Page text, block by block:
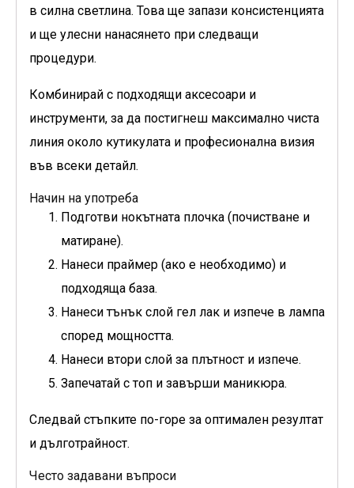
в силна светлина. Това ще запази консистенцията
и ще улесни нанасянето при следващи
процедури.
Комбинирай с подходящи аксесоари и
инструменти, за да постигнеш максимално чиста
линия около кутикулата и професионална визия
във всеки детайл.
Начин на употреба
Подготви нокътната плочка (почистване и
матиране).
Нанеси праймер (ако е необходимо) и
подходяща база.
Нанеси тънък слой гел лак и изпече в лампа
според мощността.
Нанеси втори слой за плътност и изпече.
Запечатай с топ и завърши маникюра.
Следвай стъпките по-горе за оптимален резултат
и дълготрайност.
Често задавани въпроси